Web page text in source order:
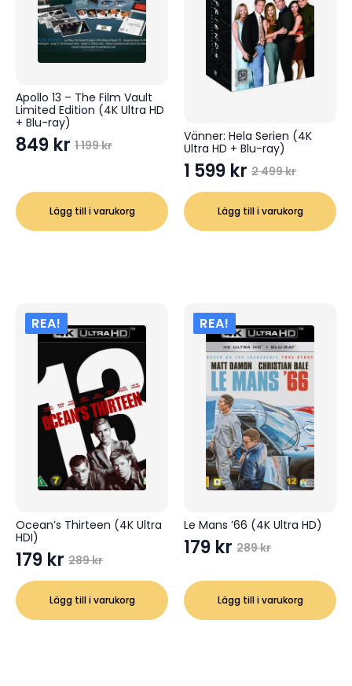
Apollo 13 – The Film Vault
Limited Edition (4K Ultra HD
+ Blu-ray)
1 199kr
Det
priset
var:
849 kr
Det
priset
är:
849 kr.
Lägg till i varukorg
Vänner: Hela Serien (4K
Ultra HD + Blu-ray)
2 499kr
Det
ursprungliga
priset
1 599 kr
Det
nuvarande
prisetLägg till i varukorg
REA!
Ocean’s Thirteen (4K Ultra
HDI)
289kr
Det
ursprungliga
priset
179 kr
Det
nuvarande
prisetLägg till i varukorg
REA!
Le Mans ’66 (4K Ultra HD)
289kr
Det
ursprungliga
priset
var:
179 kr
Det
nuvarande
priset
är:
Lägg till i varukorg